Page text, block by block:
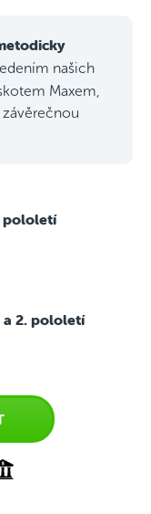
našich
Maxem,
pololetí
a 2. pololetí